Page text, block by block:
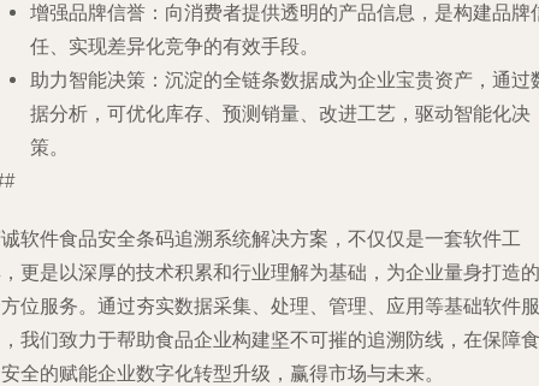
增强品牌信誉 ：向消费者提供透明的产品信息，是构建品牌
任、实现差异化竞争的有效手段。
助力智能决策 ：沉淀的全链条数据成为企业宝贵资产，通过
据分析，可优化库存、预测销量、改进工艺，驱动智能化决
策。
软件食品安全条码追溯系统解决方案，不仅仅是一套软件工
更是以深厚的技术积累和行业理解为基础，为企业量身打造的
位服务。通过夯实数据采集、处理、管理、应用等基础软件服
我们致力于帮助食品企业构建坚不可摧的追溯防线，在保障食
全的赋能企业数字化转型升级，赢得市场与未来。